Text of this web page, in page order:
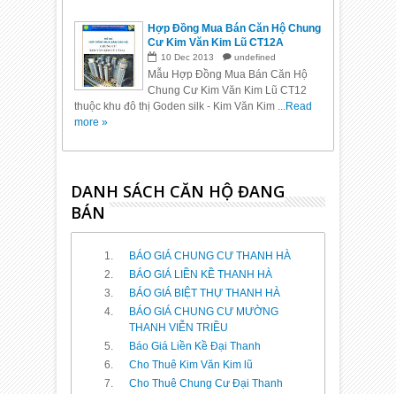
Hợp Đồng Mua Bán Căn Hộ Chung
Cư Kim Văn Kim Lũ CT12A
10 Dec 2013 undefined
Mẫu Hợp Đồng Mua Bán Căn Hộ
Chung Cư Kim Văn Kim Lũ CT12
thuộc khu đô thị Goden silk - Kim Văn Kim ... Read
more »
DANH SÁCH CĂN HỘ ĐANG
BÁN
BÁO GIÁ CHUNG CƯ THANH HÀ
BÁO GIÁ LIỀN KỀ THANH HÀ
BÁO GIÁ BIỆT THỰ THANH HÀ
BÁO GIÁ CHUNG CƯ MƯỜNG
THANH VIỄN TRIỀU
Báo Giá Liền Kề Đại Thanh
Cho Thuê Kim Văn Kim lũ
Cho Thuê Chung Cư Đại Thanh